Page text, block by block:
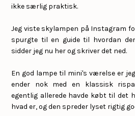
ikke særlig praktisk.
Jeg viste skylampen på Instagram
spurgte til en guide til hvordan
sidder jeg nu her og skriver det ned.
En god lampe til mini's værelse er
ender nok med en klassisk
egentlig allerede havde købt til det
hvad er, og den spreder lyset rigtig